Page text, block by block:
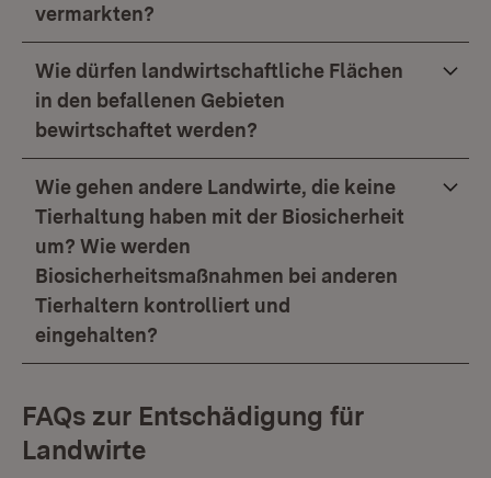
vermarkten?
Wie dürfen landwirtschaftliche Flächen
in den befallenen Gebieten
bewirtschaftet werden?
Wie gehen andere Landwirte, die keine
Tierhaltung haben mit der Biosicherheit
um? Wie werden
Biosicherheitsmaßnahmen bei anderen
Tierhaltern kontrolliert und
eingehalten?
FAQs zur Entschädigung für
Landwirte